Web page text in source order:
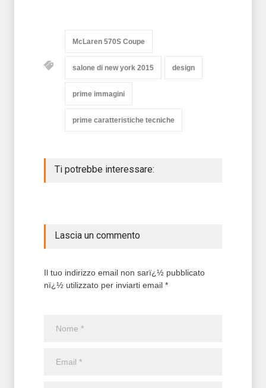
McLaren 570S Coupe
salone di new york 2015 design
prime immagini
prime caratteristiche tecniche
Ti potrebbe interessare:
Lascia un commento
Il tuo indirizzo email non sarï¿½ pubblicato
nï¿½ utilizzato per inviarti email *